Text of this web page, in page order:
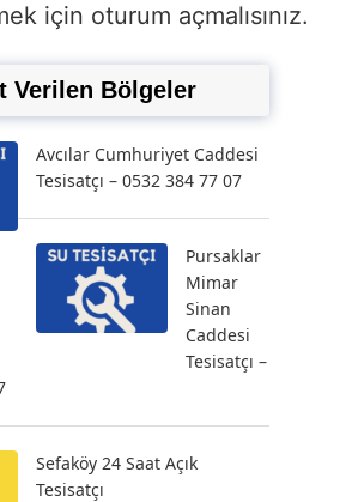
için oturum açmalısınız.
Verilen Bölgeler
Avcılar Cumhuriyet Caddesi
Tesisatçı – 0532 384 77 07
Pursaklar
Mimar
Sinan
Caddesi
Tesisatçı –
Sefaköy 24 Saat Açık
Tesisatçı